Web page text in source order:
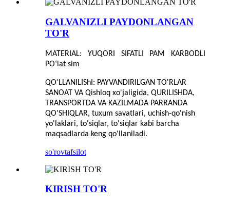
GALVANIZLI PAYDONLANGAN
TO'R
MATERIAL: YUQORI SIFATLI PAM KARBODLI
PO‘lat sim
QO'LLANILIShI: PAYVANDIRILGAN TO'RLAR
SANOAT VA Qishloq xo'jaligida, QURILISHDA,
TRANSPORTDA VA KAZILMADA PARRANDA
QO'SHIQLAR, tuxum savatlari, uchish-qo'nish
yo'laklari, to'siqlar, to'siqlar kabi barcha
maqsadlarda keng qo'llaniladi.
so'rovtafsilot
KIRISH TO'R